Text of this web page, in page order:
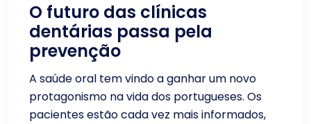
O futuro das clínicas
dentárias passa pela
prevenção
A saúde oral tem vindo a ganhar um novo
protagonismo na vida dos portugueses. Os
pacientes estão cada vez mais informados,